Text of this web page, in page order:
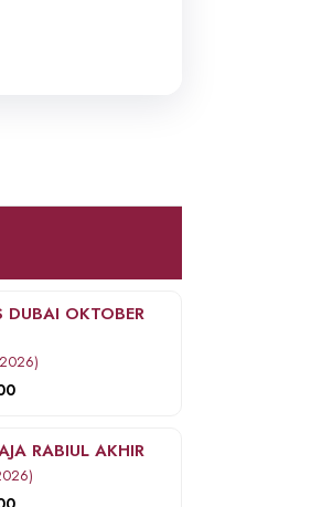
DUBAI OKTOBER
RABIUL AKHIR